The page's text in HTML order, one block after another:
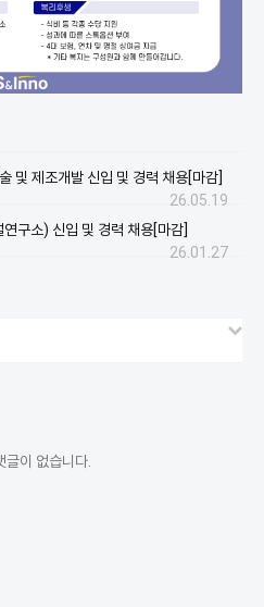
및 제조개발 신입 및 경력 채용[마감]
26.05.19
구소) 신입 및 경력 채용[마감]
26.01.27
글이 없습니다.